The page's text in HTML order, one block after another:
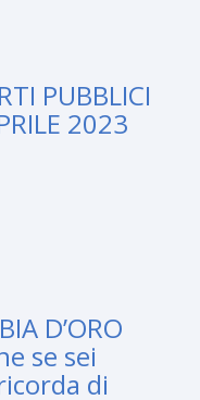
PUBBLICI
2023
D’ORO
se sei
di